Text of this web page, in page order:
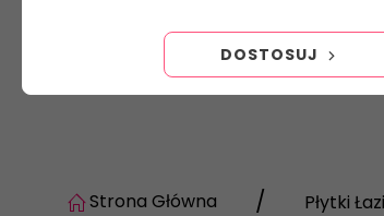
Strona Główna Płytki
DOSTOSUJ